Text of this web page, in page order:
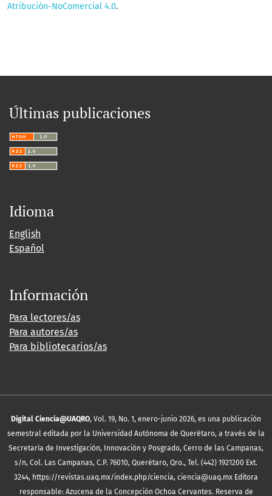
Atribución-NoComercial 4.0.
Últimas publicaciones
Idioma
English
Español
Información
Para lectores/as
Para autores/as
Para bibliotecarios/as
Digital Ciencia@UAQRO, Vol. 19, No. 1, enero-junio 2026, es una publicación
semestral editada por la Universidad Autónoma de Querétaro, a través de la
Secretaría de Investigación, Innovación y Posgrado, Cerro de las Campanas,
s/n, Col. Las Campanas, C.P. 76010, Querétaro, Qro., Tel. (442) 1921200 Ext.
3244, https://revistas.uaq.mx/index.php/ciencia, ciencia@uaq.mx Editora
responsable: Azucena de la Concepción Ochoa Cervantes. Reserva de